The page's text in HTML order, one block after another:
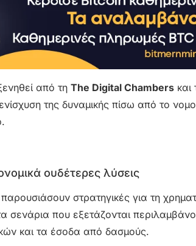
από τη The Digital Chambers και
της δυναμικής πίσω από το
ουδέτερες λύσεις
στρατηγικές για τη
που εξετάζονται
και τα έσοδα από δασμούς.